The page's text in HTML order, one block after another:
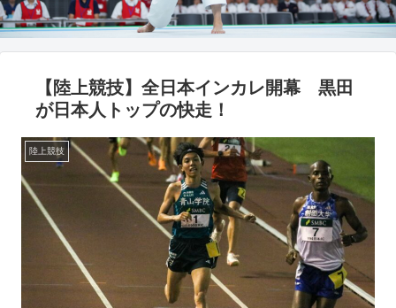
【陸上競技】全日本インカレ開幕 黒田
が日本人トップの快走！
陸上競技